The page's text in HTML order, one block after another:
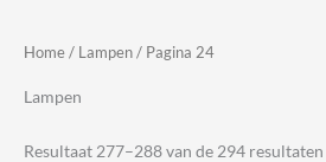
Home / Lampen / Pagina 24
Lampen
Resultaat 277–288 van de 294